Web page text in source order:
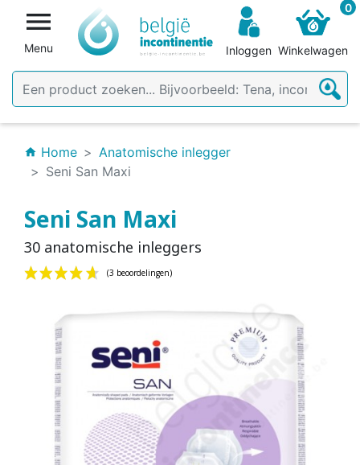

Menu Inloggen
0
Winkelwagen
home Home
Anatomische inlegger
Seni San Maxi
Seni San Maxi
30 anatomische inleggers